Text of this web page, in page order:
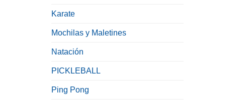
Karate
Mochilas y Maletines
Natación
PICKLEBALL
Ping Pong